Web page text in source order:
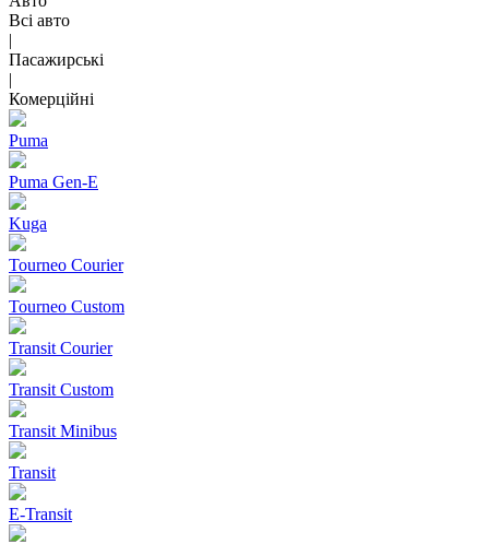
Всі авто
|
Пасажирські
|
Комерційні
Puma
Puma Gen‑E
Kuga
Tourneo Courier
Tourneo Custom
Transit Courier
Transit Custom
Transit Minibus
Transit
E-Transit